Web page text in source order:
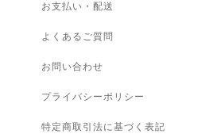
お支払い・配送
よくあるご質問
お問い合わせ
プライバシーポリシー
特定商取引法に基づく表記